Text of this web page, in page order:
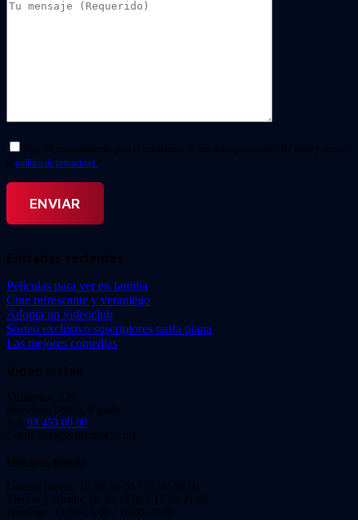
Doy mi consentimiento para el tratamiento de mis datos personales. He leído y acepto
la política de privacidad. *
Entradas recientes
Películas para ver en familia
Cine refrescante y veraniego
Adopta un videoclub
Sorteo exclusivo suscriptores tarifa plana
Las mejores comedias
Video Instan
Viladomat, 239
Barcelona 08029. España.
Tel: 93 453 00 00
Email: info@videoinstan.net
Horario tienda
Lunes a jueves: 10:30-14:00 / 17:00-20:00
Viernes y sábado: 10:30-14:00 / 17:00-21:00
Domingo: 11:00-15:00 / 16:00-20:00